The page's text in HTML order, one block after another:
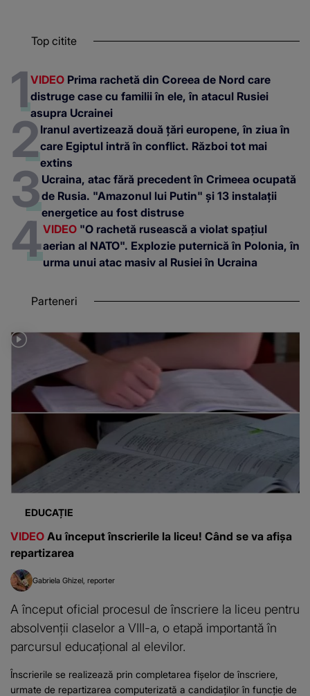
Top citite
VIDEO Prima rachetă din Coreea de Nord care
distruge case cu familii în ele, în atacul Rusiei
asupra Ucrainei
Iranul avertizează două țări europene, în ziua în
care Egiptul intră în conflict. Război tot mai
extins
Ucraina, atac fără precedent în Crimeea ocupată
de Rusia. "Amazonul lui Putin" și 13 instalații
energetice au fost distruse
VIDEO "O rachetă rusească a violat spațiul
aerian al NATO". Explozie puternică în Polonia, în
urma unui atac masiv al Rusiei în Ucraina
Parteneri
EDUCAȚIE
VIDEO Au început înscrierile la liceu! Când se va afișa
repartizarea
Gabriela Ghizel reporter
A început oficial procesul de înscriere la liceu pentru
absolvenții claselor a VIII-a, o etapă importantă în
parcursul educațional al elevilor.
Înscrierile se realizează prin completarea fișelor de înscriere,
urmate de repartizarea computerizată a candidaților în funcție de